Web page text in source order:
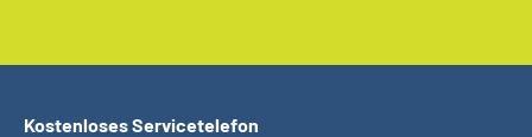
Kostenloses Servicetelefon